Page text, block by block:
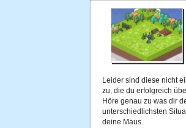
Leider sind diese nicht
zu, die du erfolgreich
Höre genau zu was dir
unterschiedlichsten
deine Maus.